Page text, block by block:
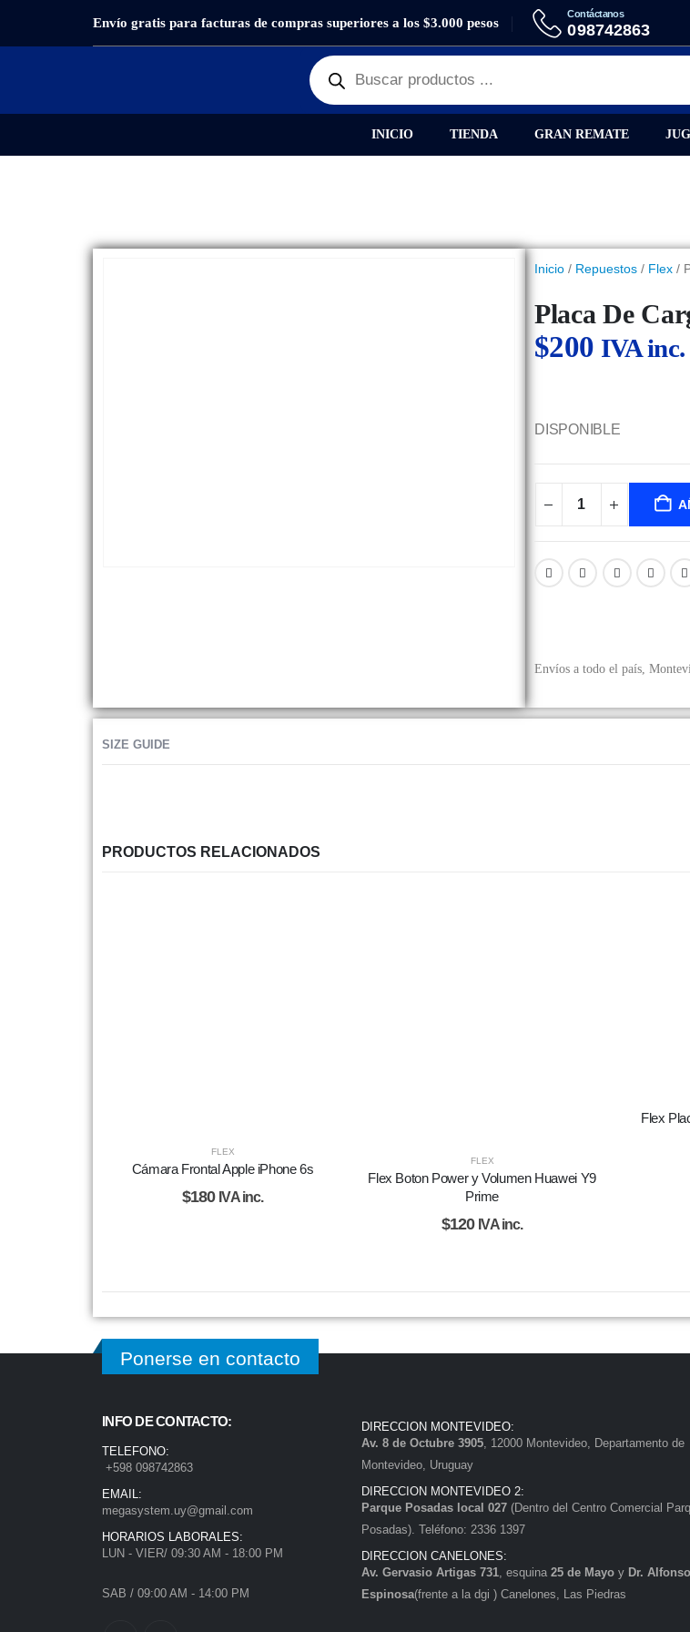
Envío gratis para facturas de compras superiores a los $3.000 pesos
Contáctanos
098742863
INICIO TIENDA GRAN REMATE
PRODUCTOSREPUESTOS, FLEX PLACA DE CARGA APPLE IPHONE 6S
Inicio/ Repuestos/ Flex/
Placa De
$200 IVA inc.
DISPONIBLE
Envíos a todo el país,
SIZE GUIDE
PRODUCTOS RELACIONADOS
FLEX
Cámara Frontal Apple iPhone 6s
$180 IVA inc.
FLEX
Flex Boton Power y Volumen Huawei Y9
Prime
$120 IVA inc.
Flex
Ponerse en contacto
INFO DE CONTACTO:
TELEFONO:
+598 098742863
EMAIL:
megasystem.uy@gmail.com
HORARIOS LABORALES:
LUN - VIER/ 09:30 AM - 18:00 PM
SAB / 09:00 AM - 14:00 PM
DIRECCION MONTEVIDEO:
Av. 8 de Octubre 3905, 12000 Montevideo, Departamento de
Montevideo, Uruguay
DIRECCION MONTEVIDEO 2:
Parque Posadas local 027 (Dentro del Centro Comercial
Posadas). Teléfono: 2336 1397
DIRECCION CANELONES:
Av. Gervasio Artigas 731, esquina 25 de Mayo y Dr. Alfonso
Espinosa(frente a la dgi ) Canelones, Las Piedras